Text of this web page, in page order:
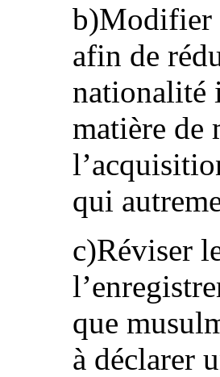
b)Modifier
afin de
nationalité
matière de
qui
c)Réviser
que
à déclarer